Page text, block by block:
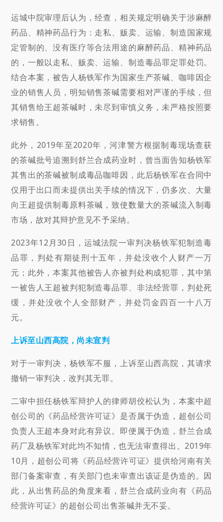
运城中院审理后认为，经查，相关规定明确关于涉麻醉
药品、精神药品行为：走私、贩卖、运输、制造国家规
定管制的、没有医疗等合法用途的麻醉药品、精神药品
的，一般以走私、贩卖、运输、制造毒品罪定罪处罚。
结合本案，被告人杨铁军作为国家生产茶碱、咖啡因企
业的销售人员，明知销售茶碱需要相对严谨的手续，但
其销售给王超茶碱时，未尽到审慎义务，未严格按照要
求销售。
此外，2019年至2020年，河津警方根据制毒现场查获
的茶碱批号追溯到舒兰合成药业时，曾当面告知杨铁军
其售出的茶碱被制成毒品咖啡因，此后杨铁军在合同中
仅用于出口而未提供出关手续的情况下，仍多次、大量
向王超提供制毒原料茶碱，致使数量大的茶碱流入制毒
市场，故对其辩护意见不予采纳。
2023年12月30日，运城法院一审判决杨铁军犯制造毒
品罪，判处有期徒刑十五年，并处没收个人财产一万
元；此外，本案其他被告人亦被判处构成犯罪，其中第
一被告人王超被判犯制造毒品罪、非法经营罪，判处死
缓，并处没收个人全部财产，并处罚金四百一十八万
元。
上诉至山西高院，尚未宣判
对于一审判决，杨铁军不服，上诉至山西高院，其请求
撤销一审判决，改判其无罪。
二审中担任杨铁军辩护人的律师胡佼松认为，本案中超
创公司的《药品经营许可证》是否属于伪造，超创公司
负责人王超本身对此有异议。即便属于伪造，舒兰合成
药厂及杨铁军对此均不知情，也无法审查得出。2019年
10月，超创公司将《药品经营许可证》提供给河南有关
部门备案审查，有关部门也未审查出该证是伪造的。因
此，从出售药品的角度来看，舒兰合成药业向有《药品
经营许可证》的超创公司出售茶碱并无不妥。